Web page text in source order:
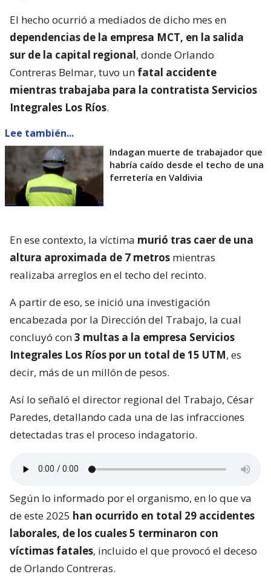
El hecho ocurrió a mediados de dicho mes en
dependencias de la empresa MCT, en la salida
sur de la capital regional, donde Orlando
Contreras Belmar, tuvo un fatal accidente
mientras trabajaba para la contratista Servicios
Integrales Los Ríos.
Lee también...
Indagan muerte de trabajador que
habría caído desde el techo de una
ferretería en Valdivia
En ese contexto, la víctima murió tras caer de una
altura aproximada de 7 metros mientras
realizaba arreglos en el techo del recinto.
A partir de eso, se inició una investigación
encabezada por la Dirección del Trabajo, la cual
concluyó con3 multas a la empresa Servicios
Integrales Los Ríos por un total de 15 UTM, es
decir, más de un millón de pesos.
Así lo señaló el director regional del Trabajo, César
Paredes, detallando cada una de las infracciones
detectadas tras el proceso indagatorio.
Según lo informado por el organismo, en lo que va
de este 2025 han ocurrido en total 29 accidentes
laborales, de los cuales 5 terminaron con
víctimas fatales, incluido el que provocó el deceso
de Orlando Contreras.